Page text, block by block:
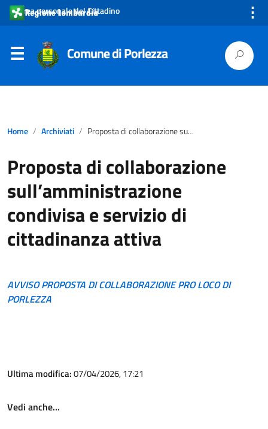
Area personale del Cittadino ⋮
Comune di Porlezza
Home Archiviati Proposta di collaborazione sull’amministrazione condivisa e servizio di cittadinanza attiva
Proposta di collaborazione
sull’amministrazione
condivisa e servizio di
cittadinanza attiva
AVVISO PROPOSTA DI COLLABORAZIONE PRO LOCO DI
PORLEZZA
Ultima modifica:07/04/2026, 17:21
Vedi anche…